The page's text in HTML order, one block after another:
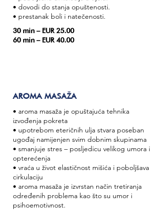
• dovodi do stanja opuštenosti.
• prestanak boli i natečenosti.
30 min – EUR 25.00
60 min – EUR 40.00
AROMA MASAŽA
• aroma masaža je opuštajuća tehnika
izvođenja pokreta
• upotrebom eteričnih ulja stvara poseban
ugođaj namijenjen svim dobnim skupinama
• smanjuje stres – posljedicu velikog umora i
opterećenja
• vraća u život elastičnost mišića i poboljšava
cirkulaciju
• aroma masaža je izvrstan način tretiranja
određenih problema kao što su umor i
psihoemotivnost.